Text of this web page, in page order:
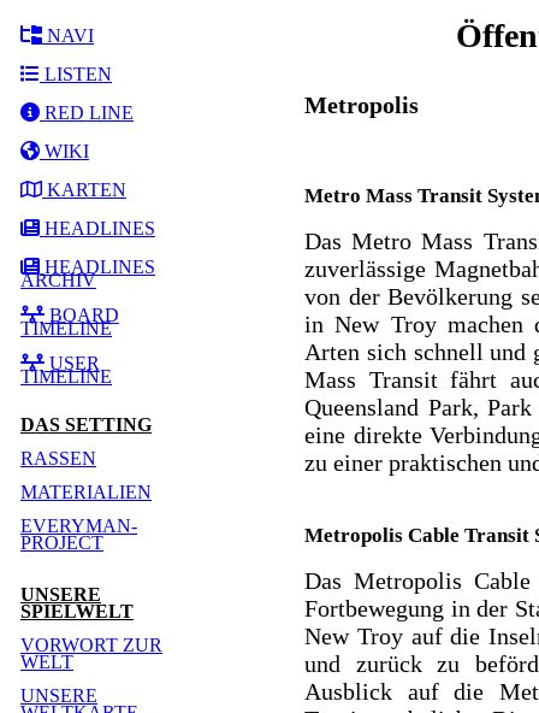
NAVI
LISTEN
RED LINE
WIKI
KARTEN
HEADLINES
HEADLINES
ARCHIV
BOARD
TIMELINE
USER
TIMELINE
DAS SETTING
RASSEN
MATERIALIEN
EVERYMAN-
PROJECT
UNSERE
SPIELWELT
VORWORT ZUR
WELT
UNSERE
Metropolis
Metro Mass Transit
Das Metro Mass
zuverlässige
von der Bevölkerung
in New Troy machen
Arten sich schnell und
Mass Transit fährt
Queensland Park,
eine direkte
zu einer praktischen
Metropolis Cable Transit
Das Metropolis
Fortbewegung in der
New Troy auf die
und zurück zu
Ausblick auf die